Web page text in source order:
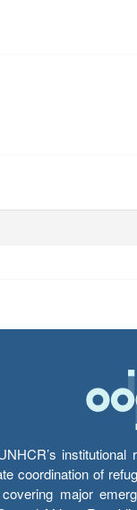
institutional
coordination of
covering major